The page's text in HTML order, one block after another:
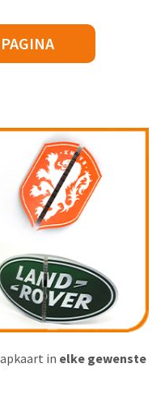
in elke gewenste